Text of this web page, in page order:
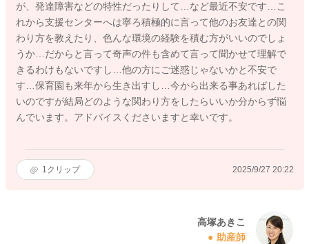
が、発達障害などの特性だったりして…など最近不安です…こ
れから支援センターへは寧ろ積極的に言って他のお友達との関
わり方を教えたり、色んな環境の経験を積む方がいいのでしょ
うか…だからと言って奇声の件も含めて言って聞かせて理解で
きるわけもないですし…他の方にご迷惑じゃないかと不安で
す…保育園も来年から生き出すし…今から出来る事あればした
いのですが結局どのような関わり方をしたらいいか分からず悩
んでいます。アドバイスくださいますと幸いです。
1 クリップ 2025/9/27 20:22
高塚あきこ
助産師